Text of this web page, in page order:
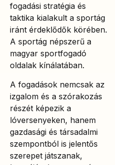
fogadási stratégia és
taktika kialakult a sportág
iránt érdeklődők körében.
A sportág népszerű a
magyar sportfogadó
oldalak kínálatában.
A fogadások nemcsak az
izgalom és a szórakozás
részét képezik a
lóversenyeken, hanem
gazdasági és társadalmi
szempontból is jelentős
szerepet játszanak,